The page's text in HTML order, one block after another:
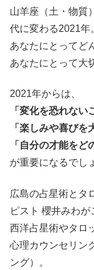
山羊座（土・物質
代に変わる2021年
あなたにとってど
あなたにとって大
2021年からは、
「変化を恐れない
「楽しみや喜びを
「自分の才能をど
が重要になるでし
広島の占星術とタ
ピスト 櫻井みわが
西洋占星術やタロ
心理カウンセリン
ング）。